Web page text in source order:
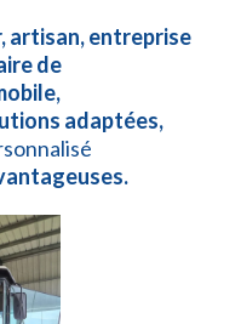
artisan, entreprise
de
adaptées,